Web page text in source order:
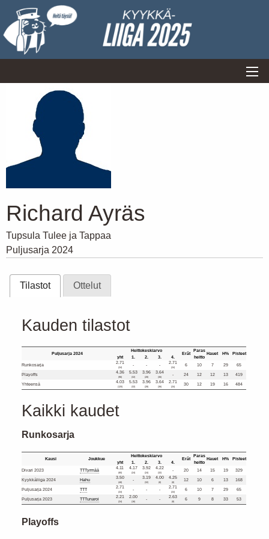
Richard Ayräs
Tupsula Tulee ja Tappaa
Puljusarja 2024
Tilastot Ottelut
Kauden tilastot
Puljusarja 2024
Heittokeskiarvo
Erät
Paras
heitto
Hauet H% Pisteet
yht 1. 2. 3.
4.
Runkosarja
2.71
(24) - - - 2.71
(24) 6 10 7 29
65
Playoffs
4.36
(96)
5.53
(32)
3.96
(28)
3.64
(36) - 24 12 12 13
419
Yhteensä
4.03
(120)
5.53
(32)
3.96
(28)
3.64
(36)
2.71
(24) 30 12 19 16 484
Kaikki kaudet
Runkosarja
Kausi Joukkue
Heittokeskiarvo
Erät
Paras
heitto
Hauet H% Pisteet
yht 1. 2. 3.
4.
Divari 2023
TTTyrmää 4.11
(80)
4.17
(24)
3.92
(24)
4.22
(32) - 20 14 15 19
329
Kyykkäliiga 2024
Hahu 3.50
(48) - 3.19
(32)
4.00
(8)
4.25
(8) 12 10 6 13
168
Puljusarja 2024
TTT 2.71
(24) - - - 2.71
(24) 6 10 7 29
65
Puljusarja 2023
TTTunaroi 2.21
(24)
2.00
(16) - - 2.63
(8) 6 9 8 33 53
Playoffs